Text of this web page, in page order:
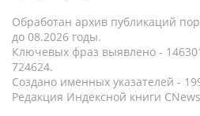
Обработан архив публикаций
до 08.2026 годы.
Ключевых фраз выявлено -
724624.
Создано именных указателей -
Редакция Индексной книги